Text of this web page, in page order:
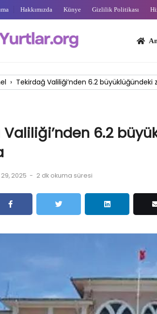
Hakkımızda Künye Gizlilik Politikası
Anasayfa
› Tekirdağ Valiliği’nden 6.2 büyüklüğündeki
6.2
2025 - 2 dk okuma süresi